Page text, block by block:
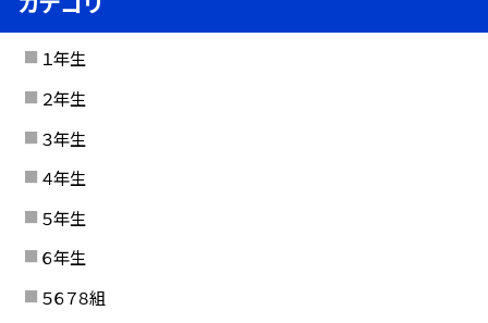
１年生
２年生
３年生
４年生
５年生
６年生
５６７８組